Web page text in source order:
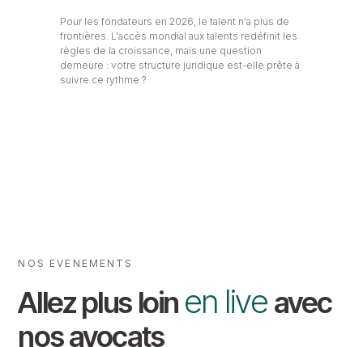
Pour les fondateurs en 2026, le talent n'a plus de
frontières. L'accès mondial aux talents redéfinit les
règles de la croissance, mais une question
demeure : votre structure juridique est-elle prête à
suivre ce rythme ?
NOS EVENEMENTS
Allez plus loin en live avec
nos avocats